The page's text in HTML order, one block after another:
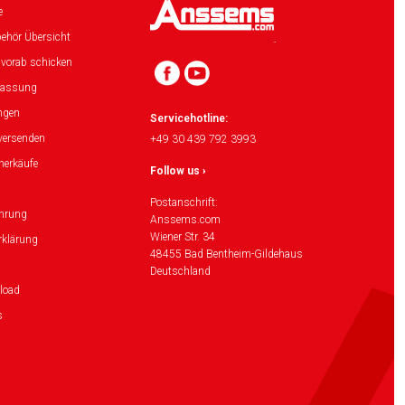
Übersicht
schicken
Servicehotline:
+49 30 439 792 3993
Follow us ›
Postanschrift:
Anssems.com
Wiener Str. 34
48455 Bad Bentheim-Gildehaus
Deutschland